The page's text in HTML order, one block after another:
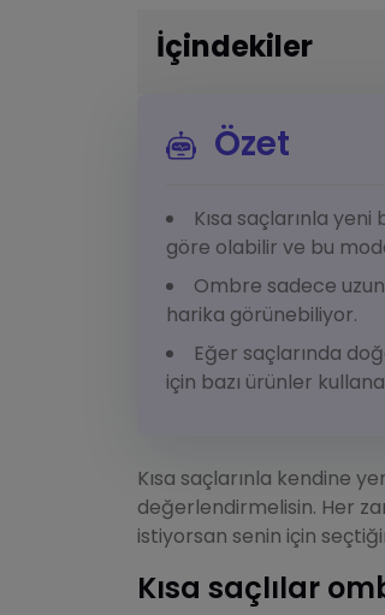
İçindekiler
Özet
Kısa saçlarınla
göre olabilir ve bu
Ombre sadece
harika görünebiliyor.
Eğer saçlarında
için bazı ürünler
Kısa saçlarınla kendine
değerlendirmelisin. Her
istiyorsan senin için
Kısa saçlılar